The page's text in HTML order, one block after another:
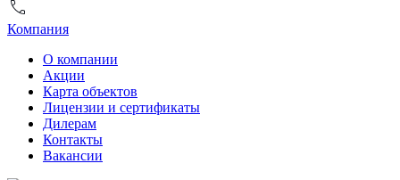
Компания
О компании
Акции
Карта объектов
Лицензии и сертификаты
Дилерам
Контакты
Вакансии